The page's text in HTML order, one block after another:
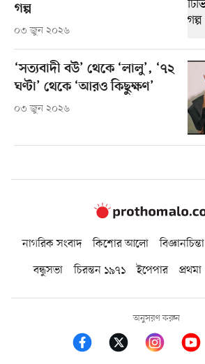
গল্প
০৩ জুন ২০২৬
‘সত্যবাদী বউ’ থেকে ‘লালু’, ‘৭২
ঘণ্টা’ থেকে ‘আরও কিছুক্ষণ’
০৩ জুন ২০২৬
নাগরিক সংবাদ কিশোর আলো বিজ্ঞানচিন্তা
বন্ধুসভা
চিরন্তন ১৯৭১ ইপেপার প্রথমা
অনুসরণ করুন